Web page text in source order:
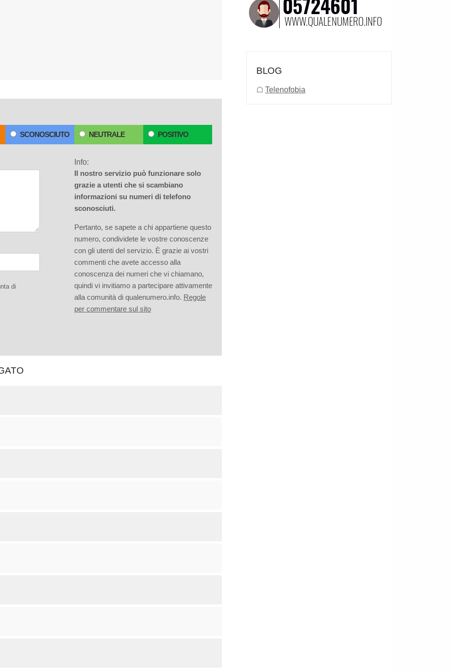
SCONOSCIUTO NEUTRALE POSITIVO
di
Info:
Il nostro servizio può funzionare solo
grazie a utenti che si scambiano
informazioni su numeri di telefono
sconosciuti.
Pertanto, se sapete a chi appartiene questo
numero, condividete le vostre conoscenze
con gli utenti del servizio. È grazie ai vostri
commenti che avete accesso alla
conoscenza dei numeri che vi chiamano,
quindi vi invitiamo a partecipare attivamente
alla comunità di qualenumero.info. Regole
per commentare sul sito
BLOG
☖ Telenofobia